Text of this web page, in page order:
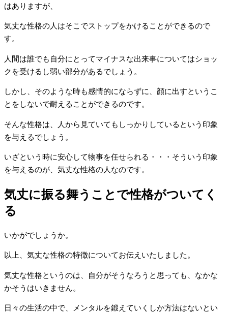
はありますが、
気丈な性格の人はそこでストップをかけることができるので
す。
人間は誰でも自分にとってマイナスな出来事についてはショッ
クを受けるし弱い部分があるでしょう。
しかし、そのような時も感情的にならずに、顔に出すというこ
とをしないで耐えることができるのです。
そんな性格は、人から見ていてもしっかりしているという印象
を与えるでしょう。
いざという時に安心して物事を任せられる・・・そういう印象
を与えるのが、気丈な性格の人なのです。
気丈に振る舞うことで性格がついてく
る
いかがでしょうか。
以上、気丈な性格の特徴についてお伝えいたしました。
気丈な性格というのは、自分がそうなろうと思っても、なかな
かそうはいきません。
日々の生活の中で、メンタルを鍛えていくしか方法はないとい